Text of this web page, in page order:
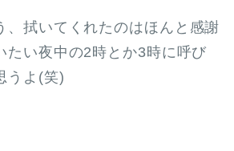
拭いてくれたのはほんと感謝
たい夜中の2時とか3時に呼び
うよ(笑)